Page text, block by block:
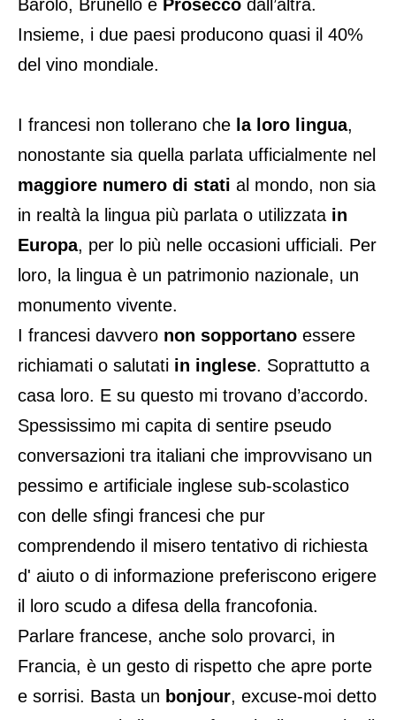
Barolo, Brunello e Prosecco dall’altra.
Insieme, i due paesi producono quasi il 40%
del vino mondiale.
I francesi non tollerano che la loro lingua,
nonostante sia quella parlata ufficialmente nel
maggiore numero di stati al mondo, non sia
in realtà la lingua più parlata o utilizzata in
Europa, per lo più nelle occasioni ufficiali. Per
loro, la lingua è un patrimonio nazionale, un
monumento vivente.
I francesi davvero non sopportano essere
richiamati o salutati in inglese. Soprattutto a
casa loro. E su questo mi trovano d’accordo.
Spessissimo mi capita di sentire pseudo
conversazioni tra italiani che improvvisano un
pessimo e artificiale inglese sub-scolastico
con delle sfingi francesi che pur
comprendendo il misero tentativo di richiesta
d' aiuto o di informazione preferiscono erigere
il loro scudo a difesa della francofonia.
Parlare francese, anche solo provarci, in
Francia, è un gesto di rispetto che apre porte
e sorrisi. Basta un bonjour, excuse-moi detto